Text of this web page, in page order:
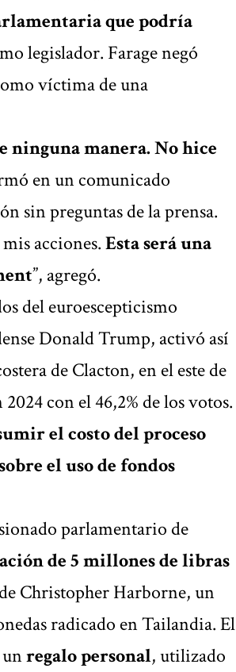
que podría
legislador. Farage negó
víctima de una
ninguna manera. No hice
en un comunicado
sin preguntas de la prensa.
acciones.Esta será una
”, agregó.
del euroescepticismo
Donald Trump, activó así
de Clacton, en el este de
con el 46,2% de los votos.
el costo del proceso
el uso de fondos
parlamentario de
de 5 millones de libras
Christopher Harborne, un
radicado en Tailandia. El
regalo personal, utilizado